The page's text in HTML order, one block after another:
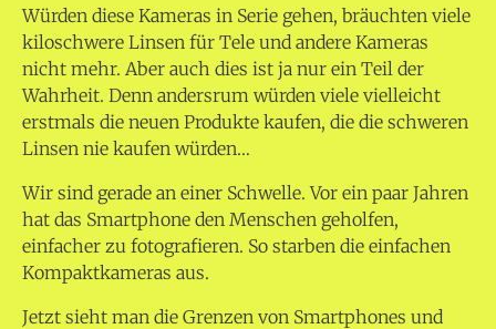
Würden diese Kameras in Serie gehen, bräuchten viele
kiloschwere Linsen für Tele und andere Kameras
nicht mehr. Aber auch dies ist ja nur ein Teil der
Wahrheit. Denn andersrum würden viele vielleicht
erstmals die neuen Produkte kaufen, die die schweren
Linsen nie kaufen würden…
Wir sind gerade an einer Schwelle. Vor ein paar Jahren
hat das Smartphone den Menschen geholfen,
einfacher zu fotografieren. So starben die einfachen
Kompaktkameras aus.
Jetzt sieht man die Grenzen von Smartphones und